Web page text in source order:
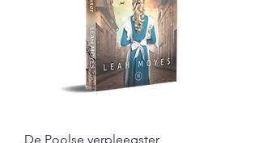
De Poolse verpleegster